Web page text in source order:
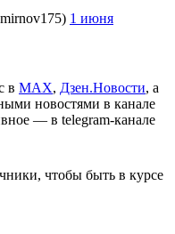
1 июня
в МАХ, Дзен.Новости, а
новостями в канале
— в telegram-канале
чтобы быть в курсе